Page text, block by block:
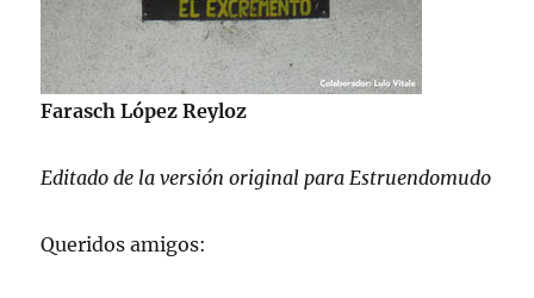
Farasch López Reyloz
Editado de la versión original para Estruendomudo
Queridos amigos: